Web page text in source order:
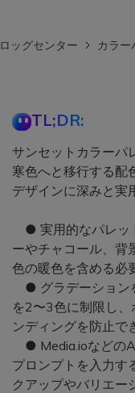
ッグセンター カラー
TL;DR:
サンセットカラーパ
寒色へと移行する配
デザインに深みと実
● 実用的なパレッ
ーやチャコール、背
色の暖色を含める必
● グラデーション
を2〜3色に制限し
ンディングを防止で
● Media.ioなどの
プロンプトを入力す
クアップやバリエー